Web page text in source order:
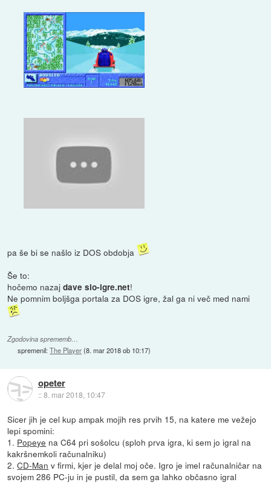
pa še bi se našlo iz DOS obdobja
Še to:
hočemo nazajdave slo-igre.net!
Ne pomnim boljšga portala za DOS igre, žal ga ni več med nami
Zgodovina sprememb…
spremenil:The Player(8. mar 2018 ob 10:17)
opeter
::8. mar 2018, 10:47
Sicer jih je cel kup ampak mojih res prvih 15, na katere me vežejo
lepi spomini:
1. Popeye na C64 pri sošolcu (sploh prva igra, ki sem jo igral na
kakršnemkoli računalniku)
2.CD-Man v firmi, kjer je delal moj oče. Igro je imel računalničar na
svojem 286 PC-ju in je pustil, da sem ga lahko občasno igral